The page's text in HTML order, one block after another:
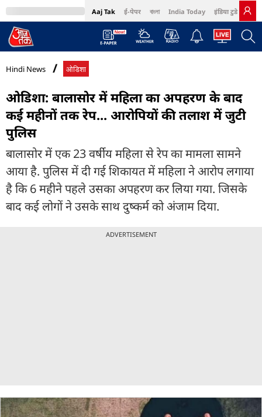
Aaj Tak ई-पेपर বাংলা India Today इंडिया टुडे हिंदी
MumbaiTak Cosmopolitan Harper's Bazaar Northeast
Hindi News ओडिशा
ओडिशा: बालासोर में महिला का अपहरण के बाद
कई महीनों तक रेप... आरोपियों की तलाश में जुटी
पुलिस
बालासोर में एक 23 वर्षीय महिला से रेप का मामला सामने
आया है. पुलिस में दी गई शिकायत में महिला ने आरोप लगाया
है कि 6 महीने पहले उसका अपहरण कर लिया गया. जिसके
बाद कई लोगों ने उसके साथ दुष्कर्म को अंजाम दिया.
ADVERTISEMENT